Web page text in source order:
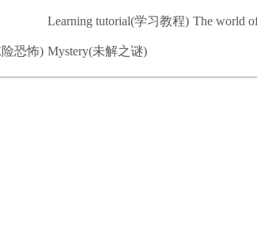
Learning tutorial(学习教程) The world
险恐怖) Mystery(未解之谜)